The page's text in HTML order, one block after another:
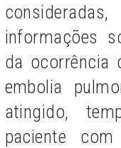
informações
da ocorrência
embolia
atingido,
paciente